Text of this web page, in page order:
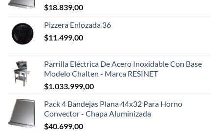
$18.839,00
Pizzera Enlozada 36
$11.499,00
Parrilla Eléctrica De Acero Inoxidable Con Base
Modelo Chalten - Marca RESINET
$1.033.999,00
Pack 4 Bandejas Plana 44x32 Para Horno
Convector - Chapa Aluminizada
$40.699,00